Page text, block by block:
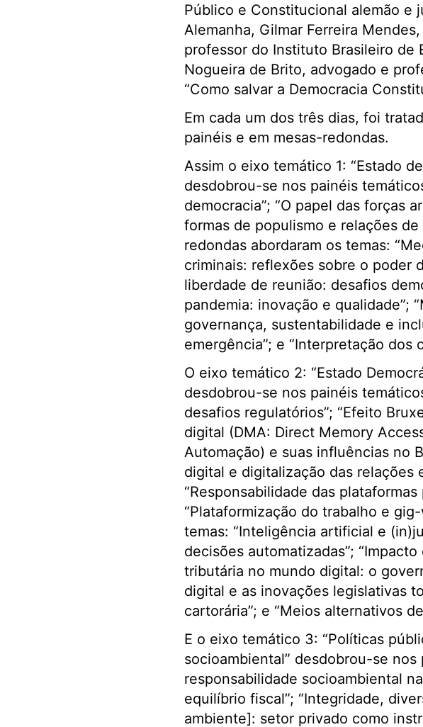
Público e Constitucional alemão e
Alemanha, Gilmar Ferreira
professor do Instituto Brasileiro de
Nogueira de Brito, advogado e
“Como salvar a Democracia
Em cada um dos três dias, foi
painéis e em mesas-redondas.
Assim o eixo temático 1: “Estado
desdobrou-se nos painéis
democracia”; “O papel das forças
formas de populismo e relações
redondas abordaram os temas:
criminais: reflexões sobre o poder
liberdade de reunião: desafios
pandemia: inovação e qualidade”;
governança, sustentabilidade e
emergência”; e “Interpretação dos
O eixo temático 2: “Estado
desdobrou-se nos painéis
desafios regulatórios”; “Efeito
digital (DMA: Direct Memory
Automação) e suas influências no
digital e digitalização das relações
“Responsabilidade das
“Plataformização do trabalho e
temas: “Inteligência artificial e
decisões automatizadas”;
tributária no mundo digital: o
digital e as inovações legislativas
cartorária”; e “Meios alternativos
E o eixo temático 3: “Políticas
socioambiental” desdobrou-se
responsabilidade socioambiental
equilíbrio fiscal”; “Integridade,
ambiente]: setor privado como